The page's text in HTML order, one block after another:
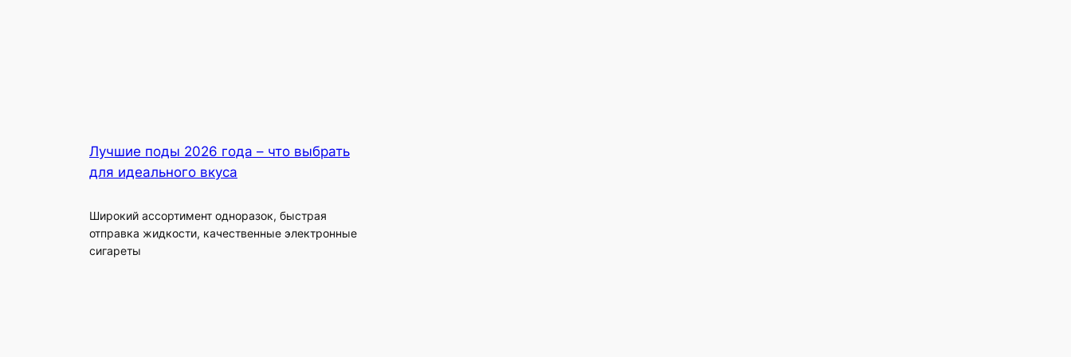
Лучшие поды 2026 года – что выбрать
для идеального вкуса
Широкий ассортимент одноразок, быстрая
отправка жидкости, качественные электронные
сигареты